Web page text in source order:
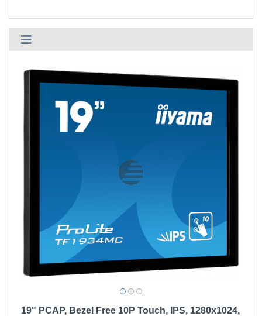
19" PCAP, Bezel Free 10P Touch, IPS, 1280x1024,